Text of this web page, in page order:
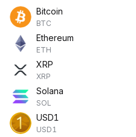
Bitcoin
BTC
Ethereum
ETH
XRP
XRP
Solana
SOL
USD1
USD1